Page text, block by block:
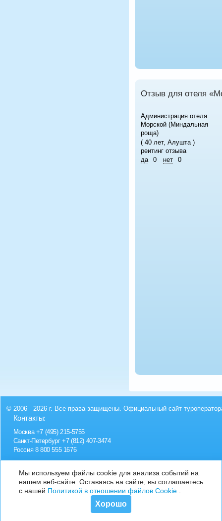
Отзыв для отеля
Администрация отеля
Морской (Миндальная
роща)
( 40 лет, Алушта )
реитинг отзыва
да
0 нет 0
© 2006 - 2026 г. Все права защищены. Официальный сайт
Контакты:
Москва+7 (495) 215-5755
Санкт-Петербург+7 (812) 407-3474
Россия 8 800 555 1676
Мы используем файлы cookie для анализа событий на
нашем веб-сайте. Оставаясь на сайте, вы соглашаетесь
с нашей Политикой в отношении файлов Cookie.
Хорошо